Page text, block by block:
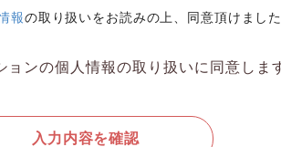
報の取り扱いをお読みの上、同意頂けまし
ンの個人情報の取り扱いに同意しま
入力内容を確認